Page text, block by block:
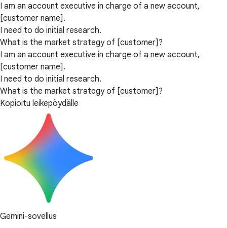
I am an account executive in charge of a new account,
[customer name].
I need to do initial research.
What is the market strategy of [customer]?
I am an account executive in charge of a new account,
[customer name].
I need to do initial research.
What is the market strategy of [customer]?
Kopioitu leikepöydälle
Gemini-sovellus